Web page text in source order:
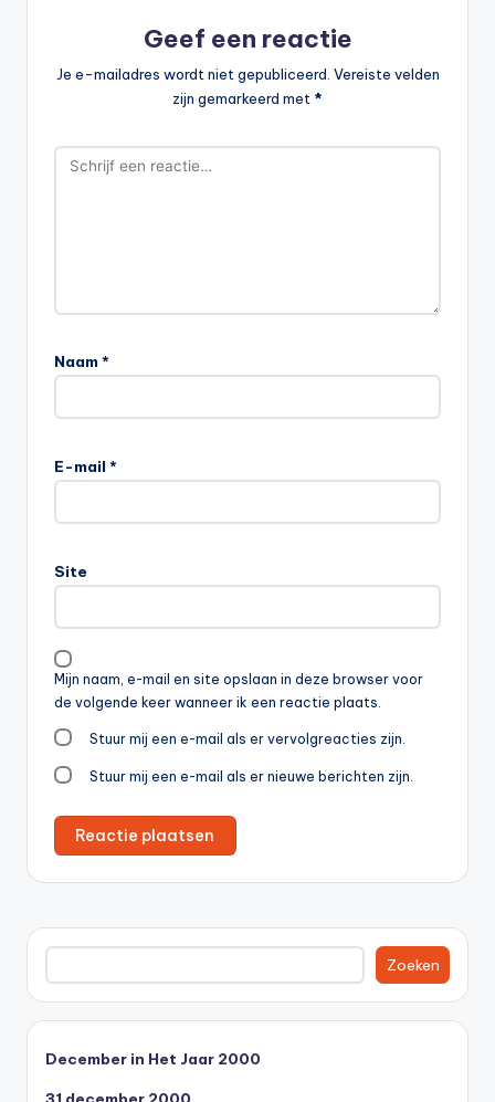
Geef een reactie
Je e-mailadres wordt niet gepubliceerd. Vereiste velden
zijn gemarkeerd met *
Naam *
E-mail *
Site
Mijn naam, e-mail en site opslaan in deze browser voor
de volgende keer wanneer ik een reactie plaats.
Stuur mij een e-mail als er vervolgreacties zijn.
Stuur mij een e-mail als er nieuwe berichten zijn.
Zoeken
Zoeken
December in Het Jaar 2000